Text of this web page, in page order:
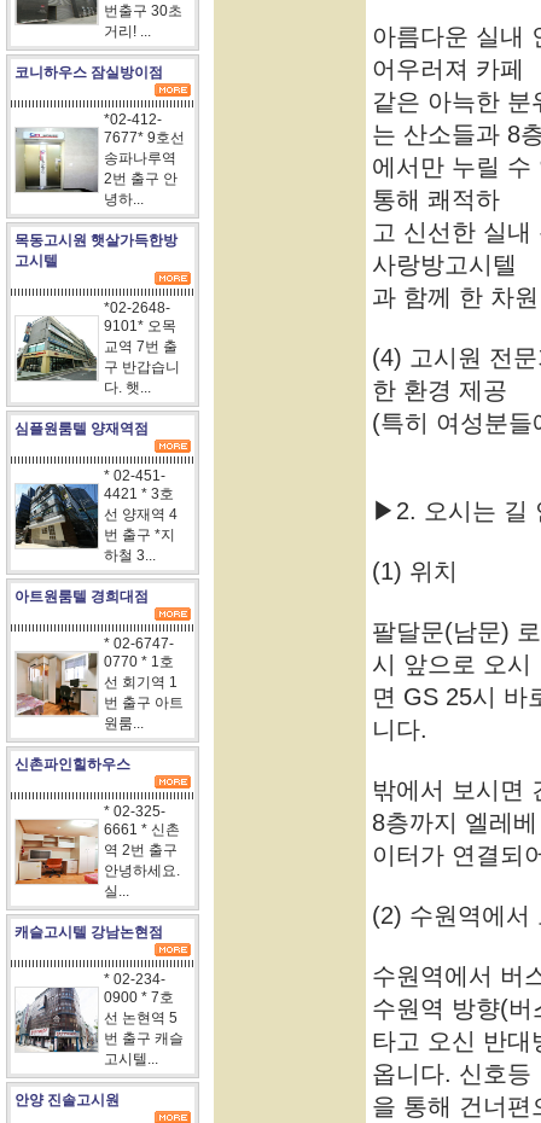
번출구 30초
거리! ...
코니하우스 잠실방이점
*02-412-
7677* 9호선
송파나루역
2번 출구 안
녕하...
목동고시원 햇살가득한방
고시텔
*02-2648-
9101* 오목
교역 7번 출
구 반갑습니
다. 햇...
심플원룸텔 양재역점
* 02-451-
4421 * 3호
선 양재역 4
번 출구 *지
하철 3...
아트원룸텔 경희대점
* 02-6747-
0770 * 1호
선 회기역 1
번 출구 아트
원룸...
신촌파인힐하우스
* 02-325-
6661 * 신촌
역 2번 출구
안녕하세요.
실...
캐슬고시텔 강남논현점
* 02-234-
0900 * 7호
선 논현역 5
번 출구 캐슬
고시텔...
안양 진솔고시원
아름다운 실내
어우러져 카페
같은 아늑한
는 산소들과 8
에서만 누릴 수
통해 쾌적하
고 신선한 실
사랑방고시텔
과 함께 한 차
(4) 고시원 전
한 환경 제공
(특히 여성분
▶2. 오시는 길
(1) 위치
팔달문(남문)
시 앞으로 오시
면 GS 25시 바
니다.
밖에서 보시면
8층까지 엘레베
이터가 연결되
(2) 수원역에서
수원역에서 버
수원역 방향(버
타고 오신 반대
옵니다. 신호등
을 통해 건너편